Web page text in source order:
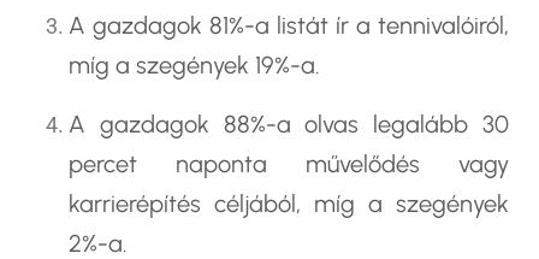
A gazdagok 81%-a listát ír a tennivalóiról,
míg a szegények 19%-a.
A gazdagok 88%-a olvas legalább 30
percet naponta művelődés vagy
karrierépítés céljából, míg a szegények
2%-a.